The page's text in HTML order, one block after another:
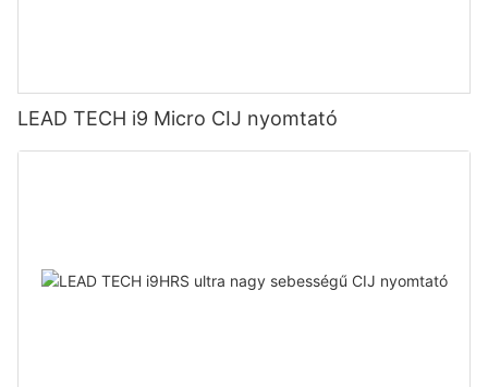
LEAD TECH i9 Micro CIJ nyomtató